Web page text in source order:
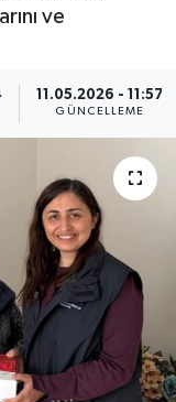
ve
11.05.2026 - 11:57
GÜNCELLEME